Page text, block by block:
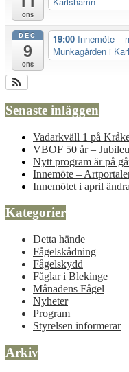
ons
DEC
9
ons
19:00 Innemöte –
Munkagården i
Senaste inläggen
Vadarkväll 1 på
VBOF 50 år –
Nytt program är på
Innemöte –
Innemötet i april
Kategorier
Detta hände
Fågelskådning
Fågelskydd
Fåglar i Blekinge
Månadens Fågel
Nyheter
Program
Styrelsen informerar
Arkiv